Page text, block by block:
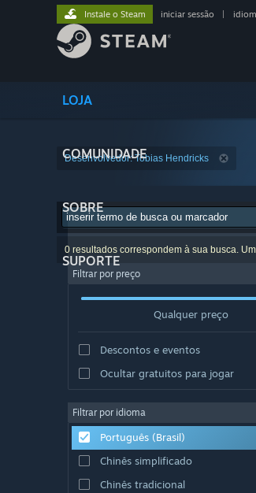
LOJA
COMUNIDADE
SOBRE
SUPORTE
Instale o Steam iniciar sessão
Desenvolvedor: Tobias Hendricks
0 resultados correspondem à sua busca.
Filtrar por preço
Qualquer preço
Descontos e eventos
Ocultar gratuitos para jogar
Filtrar por idioma
Português (Brasil)
Chinês simplificado
Chinês tradicional